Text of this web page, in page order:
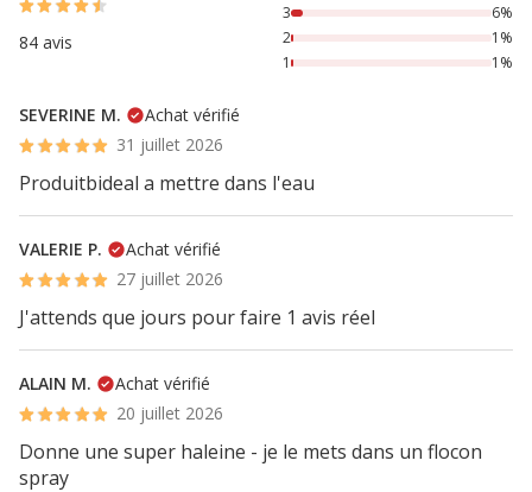
84 avis
3
6%
2
1%
1
1%
SEVERINE M.
Achat vérifié
31 juillet 2026
Produitbideal a mettre dans l'eau
VALERIE P.
Achat vérifié
27 juillet 2026
J'attends que jours pour faire 1 avis réel
ALAIN M.
Achat vérifié
20 juillet 2026
Donne une super haleine - je le mets dans un flocon
spray